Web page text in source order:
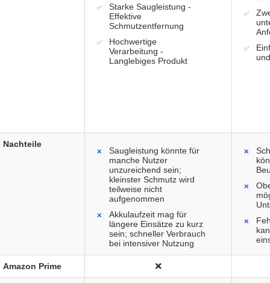
Starke Saugleistung -
Effektive
Schmutzentfernung
Hochwertige
Verarbeitung -
Langlebiges Produkt
Saugleistung könnte für
manche Nutzer
unzureichend sein;
kleinster Schmutz wird
teilweise nicht
aufgenommen
Akkulaufzeit mag für
längere Einsätze zu kurz
sein; schneller Verbrauch
bei intensiver Nutzung
Nachteile
Amazon Prime